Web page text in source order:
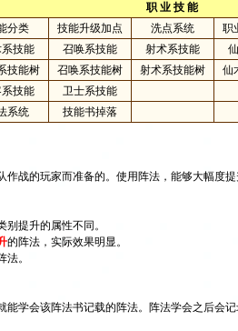
职 业 技 能
分类
技能升级加点 洗点系统
职
技能
召唤系技能 射术系技能
技能树
召唤系技能树 射术系技能树
仙
技能
卫士系技能
系统
技能书掉落
作战的玩家而准备的。使用阵法，能够大幅度
别提升的属性不同。
的阵法，实际效果明显。
法。
能学会该阵法书记载的阵法。阵法学会之后会